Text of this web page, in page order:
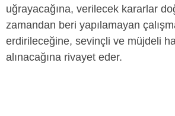
uğrayacağına, verilecek kararlar
zamandan beri yapılamayan
erdirileceğine, sevinçli ve müjdeli
alınacağına rivayet eder.